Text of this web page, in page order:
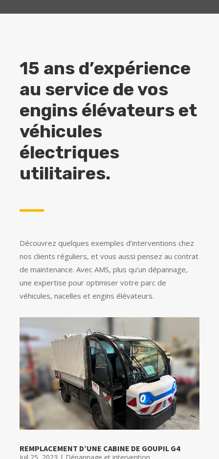
15 ans d’expérience
au service de vos
engins élévateurs et
véhicules
électriques
utilitaires.
Découvrez quelques exemples d’interventions chez
nos clients réguliers, et vous aussi pensez au contrat
de maintenance. Avec AMS, plus qu’un dépannage,
une expertise pour optimiser votre parc de
véhicules, nacelles et engins élévateurs.
REMPLACEMENT D’UNE CABINE DE GOUPIL G4